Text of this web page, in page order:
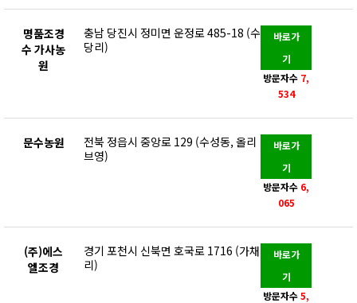
명품조경
수 가사농
원
충남 당진시 정미면 운정로 485-18 (수
당리)
바로가
기
방문자수 7,
534
문수농원
전북 정읍시 중앙로 129 (수성동, 올리
브영)
바로가
기
방문자수 6,
065
(주)에스
엘조경
경기 포천시 신북면 호국로 1716 (가채
리)
바로가
기
방문자수5,